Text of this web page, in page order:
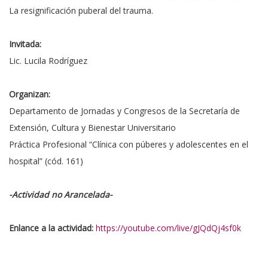
La resignificación puberal del trauma.
Invitada:
Lic. Lucila Rodríguez
Organizan:
Departamento de Jornadas y Congresos de la Secretaría de
Extensión, Cultura y Bienestar Universitario
Práctica Profesional “Clínica con púberes y adolescentes en el
hospital” (cód. 161)
-Actividad no Arancelada-
Enlance a la actividad: https://youtube.com/live/gJQdQj4sf0k